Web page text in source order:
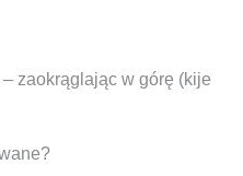
zaokrąglając w górę (kije